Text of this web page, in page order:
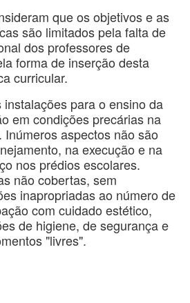
que os objetivos e as
são limitados pela falta de
dos professores de
forma de inserção desta
curricular.
para o ensino da
em condições precárias na
aspectos não são
na execução e na
nos prédios escolares.
não cobertas, sem
inapropriadas ao número de
com cuidado estético,
de higiene, de segurança e
"livres".